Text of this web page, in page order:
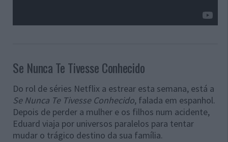
Se Nunca Te Tivesse Conhecido
Do rol de séries Netflix a estrear esta semana, está a
Se Nunca Te Tivesse Conhecido, falada em espanhol.
Depois de perder a mulher e os filhos num acidente,
Eduard viaja por universos paralelos para tentar
mudar o trágico destino da sua família.